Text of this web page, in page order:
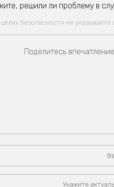
решили ли проблему в
безопасности не